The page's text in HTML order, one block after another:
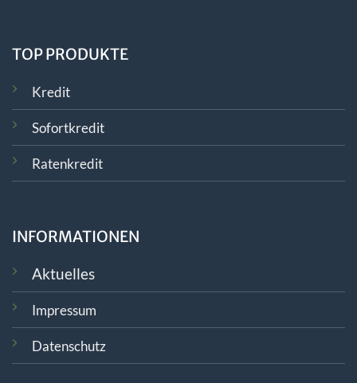
TOP PRODUKTE
Kredit
Sofortkredit
Ratenkredit
INFORMATIONEN
Aktuelles
Impressum
Datenschutz